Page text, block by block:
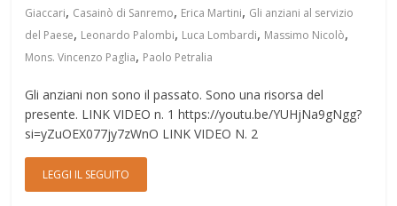
Giaccari, Casainò di Sanremo, Erica Martini, Gli anziani al servizio
del Paese, Leonardo Palombi, Luca Lombardi, Massimo Nicolò,
Mons. Vincenzo Paglia, Paolo Petralia
Gli anziani non sono il passato. Sono una risorsa del
presente. LINK VIDEO n. 1 https://youtu.be/YUHjNa9gNgg?
si=yZuOEX077jy7zWnO LINK VIDEO N. 2
LEGGI IL SEGUITO